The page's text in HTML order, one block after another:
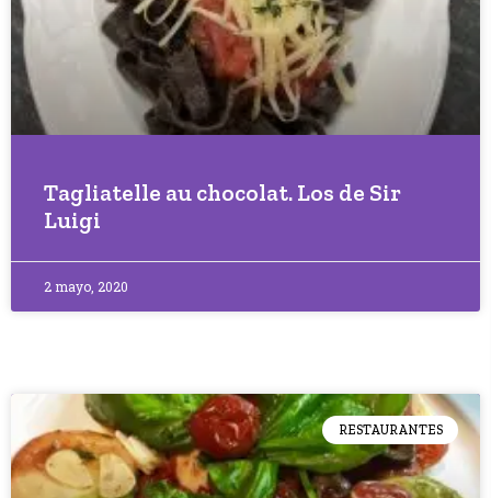
Tagliatelle au chocolat. Los de Sir
Luigi
2 mayo, 2020
RESTAURANTES